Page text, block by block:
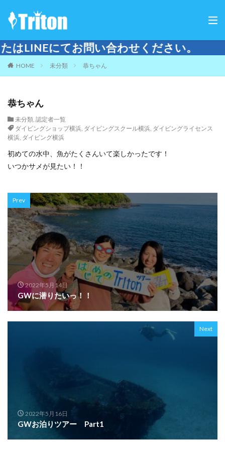
お問い合わせください。
HOME 未分類 恭ちゃん
恭ちゃん
未分類, 認定者一覧
ダイビングショップ横浜, ダイビングスクール横浜, ダイビングライセンス
横浜, ダイビング横浜
初めての水中、魚がたくさんいて楽しかったです！
いつかサメが見たい！！
Prev
2022年5月14日
GWに潜りたいっ！！
Next
2022年5月16日
GWお泊りツアー Part1